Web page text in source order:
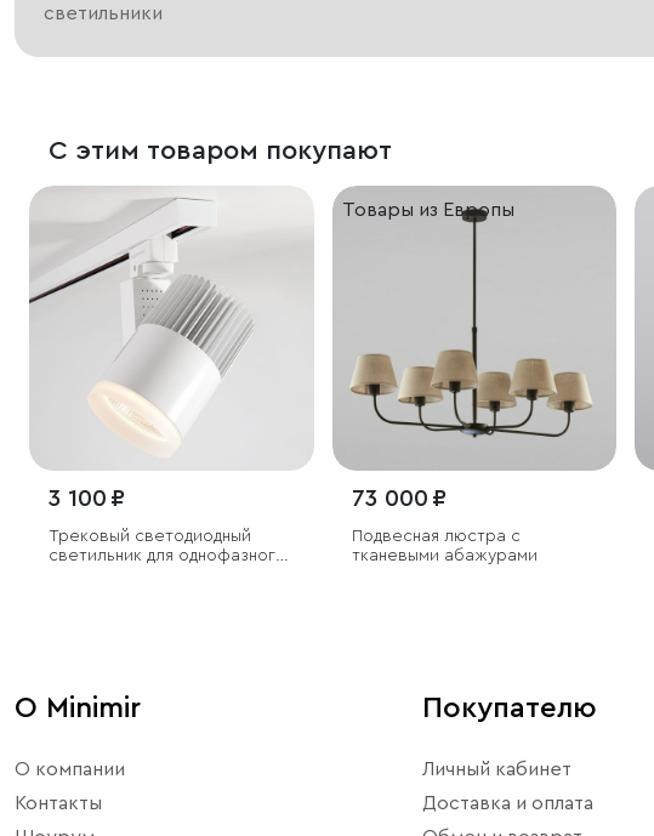
светильники
С этим товаром покупают
3 100 ₽
Трековый светодиодный
светильник для однофазного
Товары из Европы
73 000 ₽
Подвесная люстра с
тканевыми абажурами
О Minimir
О компании
Контакты
Покупателю
Личный кабинет
Доставка и оплата